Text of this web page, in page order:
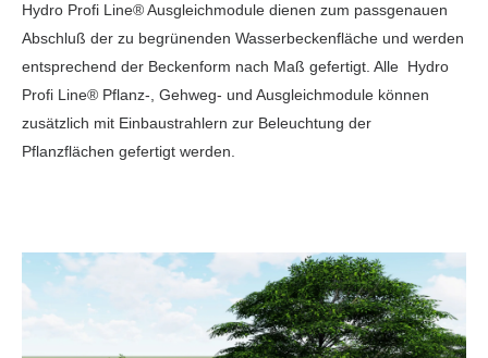
Hydro Profi Line® Ausgleichmodule dienen zum passgenauen
Abschluß der zu begrünenden Wasserbeckenfläche und werden
entsprechend der Beckenform nach Maß gefertigt. Alle Hydro
Profi Line® Pflanz-, Gehweg- und Ausgleichmodule können
zusätzlich mit Einbaustrahlern zur Beleuchtung der
Pflanzflächen gefertigt werden.